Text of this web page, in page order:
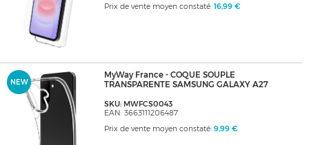
Prix de vente moyen constaté: 16,99 €
NEW
MyWay France - COQUE SOUPLE
TRANSPARENTE SAMSUNG GALAXY A27
SKU: MWFCS0043
EAN: 3663111206487
Prix de vente moyen constaté: 9,99 €